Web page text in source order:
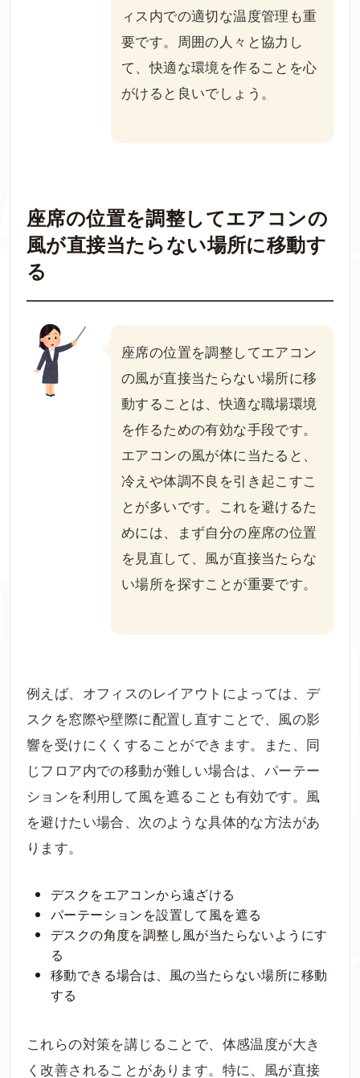
ィス内での適切な温度管理も重
要です。周囲の人々と協力し
て、快適な環境を作ることを心
がけると良いでしょう。
座席の位置を調整してエアコンの
風が直接当たらない場所に移動す
る
座席の位置を調整してエアコン
の風が直接当たらない場所に移
動することは、快適な職場環境
を作るための有効な手段です。
エアコンの風が体に当たると、
冷えや体調不良を引き起こすこ
とが多いです。これを避けるた
めには、まず自分の座席の位置
を見直して、風が直接当たらな
い場所を探すことが重要です。
例えば、オフィスのレイアウトによっては、デ
スクを窓際や壁際に配置し直すことで、風の影
響を受けにくくすることができます。また、同
じフロア内での移動が難しい場合は、パーテー
ションを利用して風を遮ることも有効です。風
を避けたい場合、次のような具体的な方法があ
ります。
デスクをエアコンから遠ざける
パーテーションを設置して風を遮る
デスクの角度を調整し風が当たらないようにす
る
移動できる場合は、風の当たらない場所に移動
する
これらの対策を講じることで、体感温度が大き
く改善されることがあります。特に、風が直接